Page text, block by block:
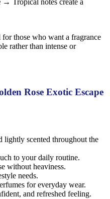
→ Tropical notes create a
those who want a fragrance
rather than intense or
Rose Exotic Escape
lightly scented throughout the
to your daily routine.
without heaviness.
needs.
for everyday wear.
and refreshed feeling.